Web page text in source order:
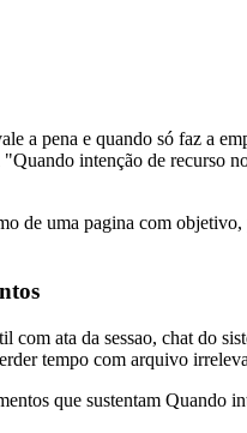
a pena e quando só faz a
intenção de recurso
de uma pagina com
com ata da sessao, chat do
tempo com arquivo
que sustentam Quando